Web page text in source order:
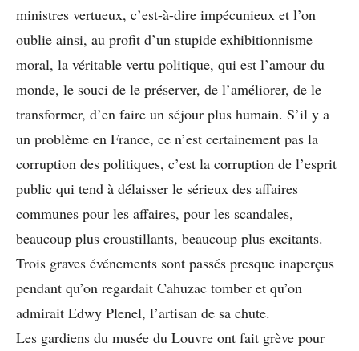
ministres vertueux, c’est-à-dire impécunieux et l’on
oublie ainsi, au profit d’un stupide exhibitionnisme
moral, la véritable vertu politique, qui est l’amour du
monde, le souci de le préserver, de l’améliorer, de le
transformer, d’en faire un séjour plus humain. S’il y a
un problème en France, ce n’est certainement pas la
corruption des politiques, c’est la corruption de l’esprit
public qui tend à délaisser le sérieux des affaires
communes pour les affaires, pour les scandales,
beaucoup plus croustillants, beaucoup plus excitants.
Trois graves événements sont passés presque inaperçus
pendant qu’on regardait Cahuzac tomber et qu’on
admirait Edwy Plenel, l’artisan de sa chute.
Les gardiens du musée du Louvre ont fait grève pour